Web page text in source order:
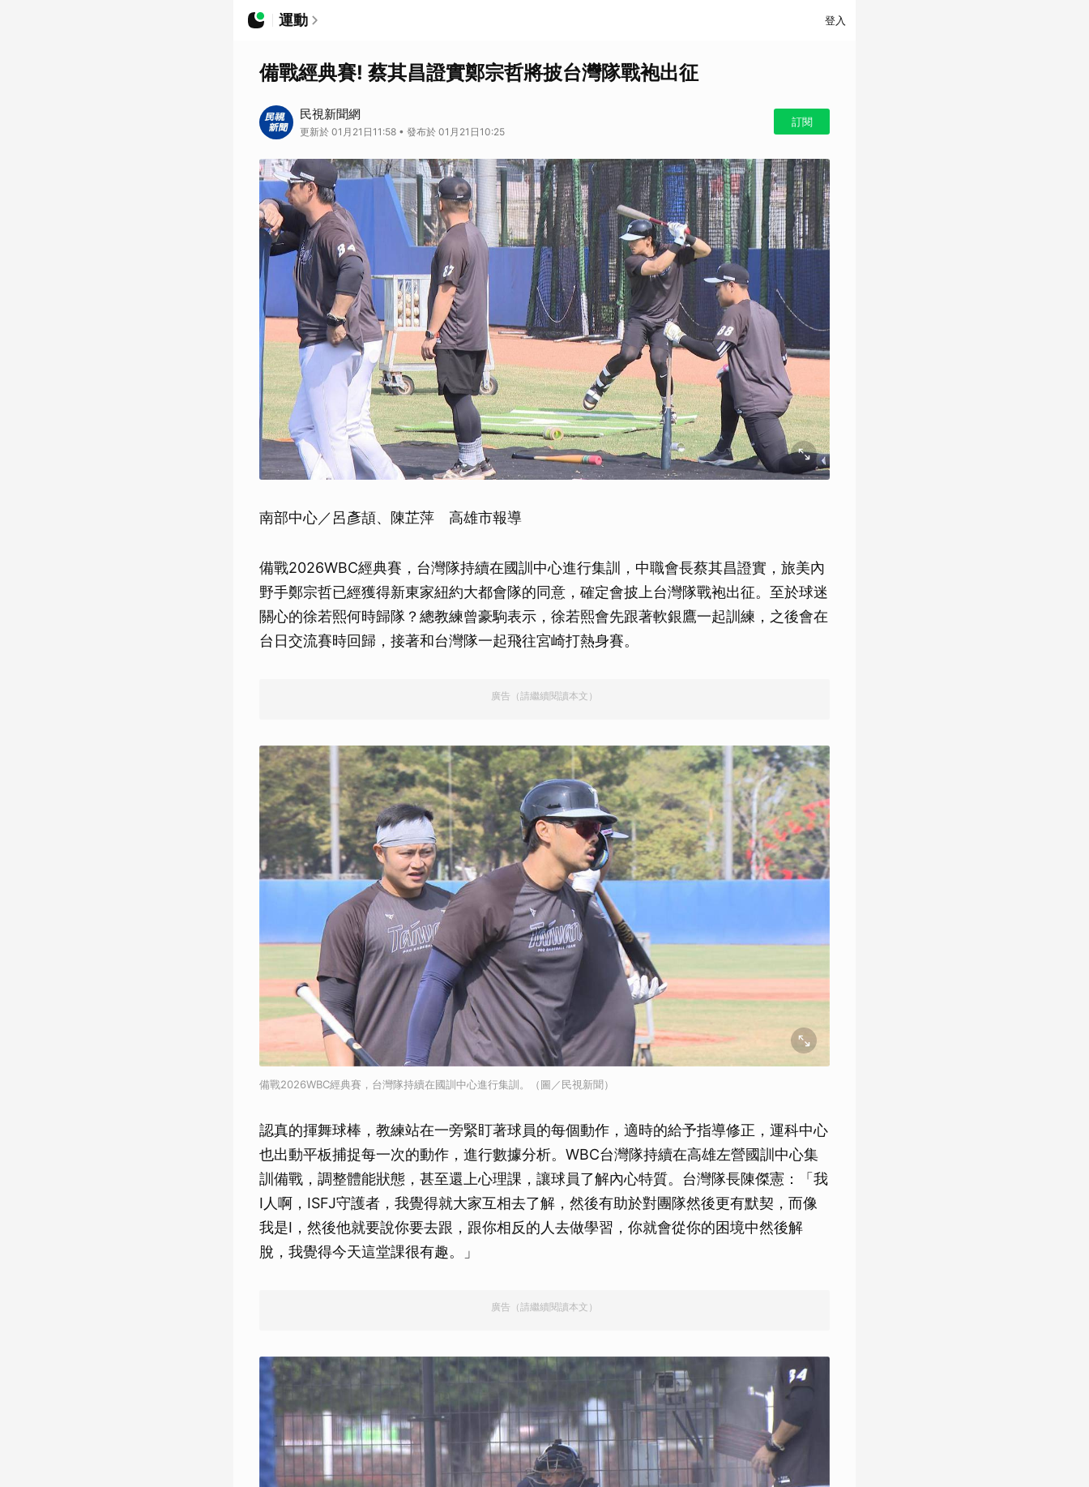
運動 登入
備戰經典賽! 蔡其昌證實鄭宗哲將披台灣隊戰袍出征
民視新聞網
更新於 01月21日11:58 • 發布於 01月21日10:25
訂閱
南部中心／呂彥頡、陳芷萍 高雄市報導
備戰2026WBC經典賽，台灣隊持續在國訓中心進行集訓，中職會長蔡其昌證實，旅美內
野手鄭宗哲已經獲得新東家紐約大都會隊的同意，確定會披上台灣隊戰袍出征。至於球迷
關心的徐若熙何時歸隊？總教練曾豪駒表示，徐若熙會先跟著軟銀鷹一起訓練，之後會在
台日交流賽時回歸，接著和台灣隊一起飛往宮崎打熱身賽。
廣告（請繼續閱讀本文）
備戰2026WBC經典賽，台灣隊持續在國訓中心進行集訓。（圖／民視新聞）
認真的揮舞球棒，教練站在一旁緊盯著球員的每個動作，適時的給予指導修正，運科中心
也出動平板捕捉每一次的動作，進行數據分析。WBC台灣隊持續在高雄左營國訓中心集
訓備戰，調整體能狀態，甚至還上心理課，讓球員了解內心特質。台灣隊長陳傑憲：「我
I人啊，ISFJ守護者，我覺得就大家互相去了解，然後有助於對團隊然後更有默契，而像
我是I，然後他就要說你要去跟，跟你相反的人去做學習，你就會從你的困境中然後解
脫，我覺得今天這堂課很有趣。」
廣告（請繼續閱讀本文）